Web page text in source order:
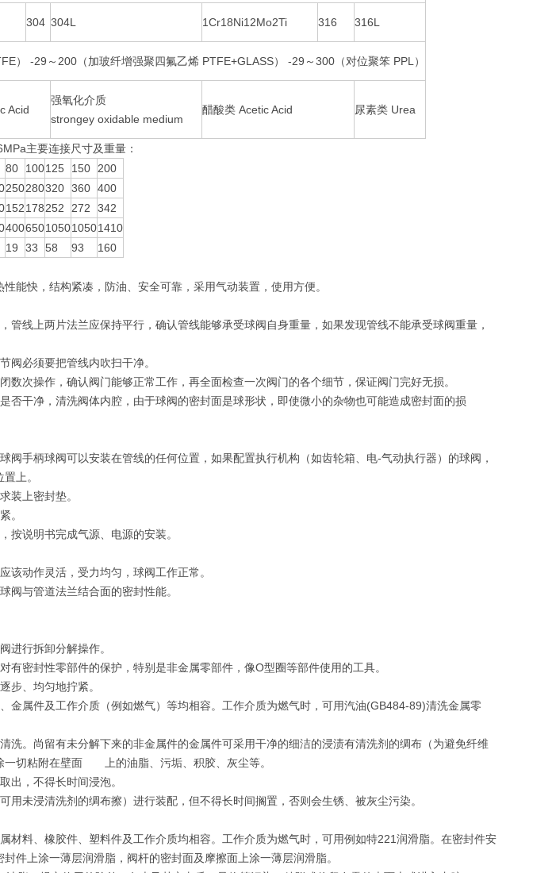
304 304L 1Cr18Ni12Mo2Ti 316 316L
） -29～200（加玻纤增强聚四氟乙烯 PTFE+GLASS） -29～300（对位聚笨 PPL）
Acid
强氧化介质
strongey oxidable medium
醋酸类 Acetic Acid 尿素类 Urea
主要连接尺寸及重量：
80 100125 150
200
250280320 360 400
152178252 272
342
400650105010501410
19 33 58 93 160
能快，结构紧凑，防油、安全可靠，采用气动装置，使用方便。
管线上两片法兰应保持平行，确认管线能够承受球阀自身重量，如果发现管线不能承受球阀重量，
节阀必须要把管线内吹扫干净。
数次操作，确认阀门能够正常工作，再全面检查一次阀门的各个细节，保证阀门完好无损。
否干净，清洗阀体内腔，由于球阀的密封面是球形状，即使微小的杂物也可能造成密封面的损
阀手柄球阀可以安装在管线的任何位置，如果配置执行机构（如齿轮箱、电-气动执行器）的球阀，
位置上。
求装上密封垫。
紧。
，按说明书完成气源、电源的安装。
应该动作灵活，受力均匀，球阀工作正常。
阀与管道法兰结合面的密封性能。
进行拆卸分解操作。
有密封性零部件的保护，特别是非金属零部件，像O型圈等部件使用的工具。
逐步、均匀地拧紧。
金属件及工作介质（例如燃气）等均相容。工作介质为燃气时，可用汽油(GB484-89)清洗金属零
洗。尚留有未分解下来的非金属件的金属件可采用干净的细洁的浸渍有清洗剂的绸布（为避免纤维
除一切粘附在壁面 上的油脂、污垢、积胶、灰尘等。
出，不得长时间浸泡。
用未浸清洗剂的绸布擦）进行装配，但不得长时间搁置，否则会生锈、被灰尘污染。
材料、橡胶件、塑料件及工作介质均相容。工作介质为燃气时，可用例如特221润滑脂。在密封件安
封件上涂一薄层润滑脂，阀杆的密封面及摩擦面上涂一薄层润滑脂。